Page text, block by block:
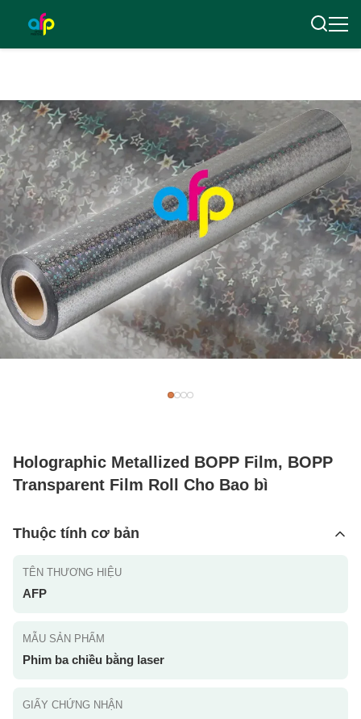
Holographic Metallized BOPP Film, BOPP
Transparent Film Roll Cho Bao bì
Thuộc tính cơ bản
TÊN THƯƠNG HIỆU
AFP
MẪU SẢN PHẨM
Phim ba chiều bằng laser
GIẤY CHỨNG NHẬN